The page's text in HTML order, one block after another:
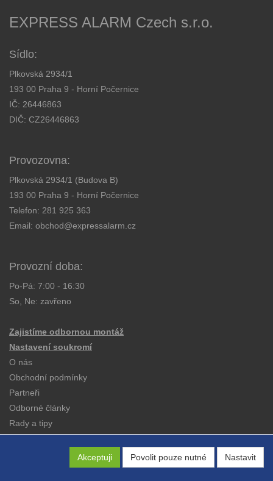
Akceptuji Povolit pouze nutné Nastavit
EXPRESS ALARM Czech s.r.o.
Sídlo:
Plkovská 2934/1
193 00 Praha 9 - Horní Počernice
IČ: 26446863
DIČ: CZ26446863
Provozovna:
Plkovská 2934/1 (Budova B)
193 00 Praha 9 - Horní Počernice
Telefon: 281 925 363
Email: obchod@expressalarm.cz
Provozní doba:
Po-Pá: 7:00 - 16:30
So, Ne: zavřeno
Zajistíme odbornou montáž
Nastavení soukromí
O nás
Obchodní podmínky
Partneři
Odborné články
Rady a tipy